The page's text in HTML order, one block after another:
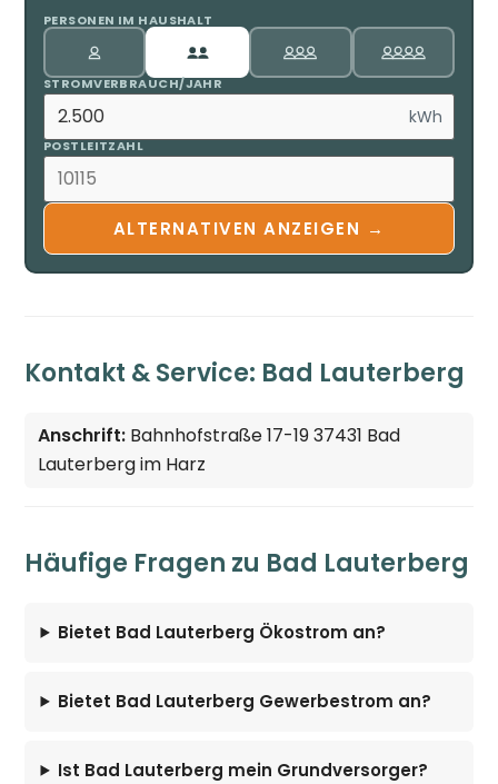
PERSONEN IM HAUSHALT
STROMVERBRAUCH/JAHR
kWh
POSTLEITZAHL
ALTERNATIVEN ANZEIGEN →
Kontakt & Service: Bad Lauterberg
Anschrift: Bahnhofstraße 17-19 37431 Bad
Lauterberg im Harz
Häufige Fragen zu Bad Lauterberg
Bietet Bad Lauterberg Ökostrom an?
Bietet Bad Lauterberg Gewerbestrom an?
Ist Bad Lauterberg mein Grundversorger?